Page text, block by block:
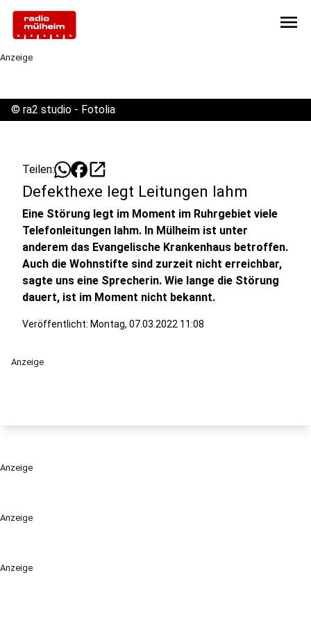
menu
Anzeige
Anzeige
Anzeige
© ra2 studio - Fotolia
Teilen: open_in_new
Defekthexe legt Leitungen lahm
Eine Störung legt im Moment im Ruhrgebiet viele
Telefonleitungen lahm. In Mülheim ist unter
anderem das Evangelische Krankenhaus betroffen.
Auch die Wohnstifte sind zurzeit nicht erreichbar,
sagte uns eine Sprecherin. Wie lange die Störung
dauert, ist im Moment nicht bekannt.
Veröffentlicht: Montag, 07.03.2022 11:08
Anzeige
Anzeige